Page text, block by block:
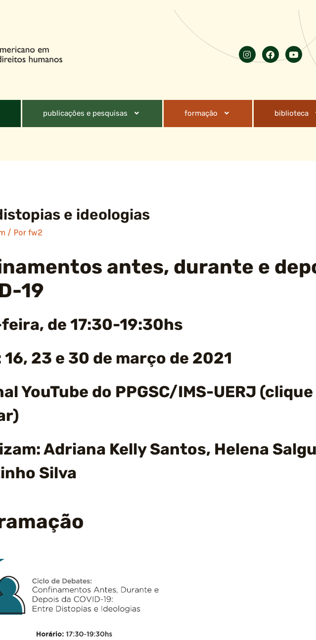
publicações e pesquisas formação biblioteca
e ideologias
/ Porfw2
antes, durante e
19
de 17:30-19:30hs
16, 23 e 30 de março de 2021
YouTube do PPGSC/IMS-UERJ
Adriana Kelly Santos, Helena
Silva